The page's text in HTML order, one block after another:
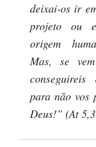
deixai-os ir
projeto ou
origem
Mas, se
conseguireis
para não vos
Deus!” (At